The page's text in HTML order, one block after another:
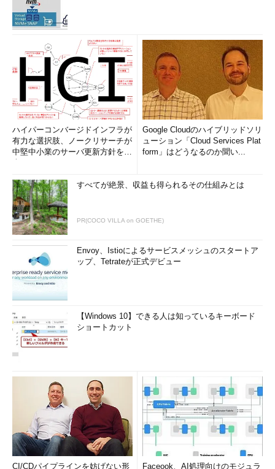
ハイパーコンバージドインフラが
有力な選択肢、ノークリサーチが
中堅中小業のサーバ更新方針を調
Google Cloudのハイブリッドソリ
ューション「Cloud Services Plat
form」はどうなるのか聞い...
すべてが絶景、収益も得られるその仕組みとは
PR(COCO VILLA on GOETHE)
Envoy、Istioによるサービスメッシュのスタートア
ップ、Tetrateが正式デビュー
【Windows 10】できる人は知っているキーボード
ショートカット
CI/CDパイプラインを妨げない形
Faceook、AI処理向けのモジュラ